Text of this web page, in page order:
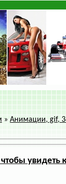
» Анимации, gif,
увидеть